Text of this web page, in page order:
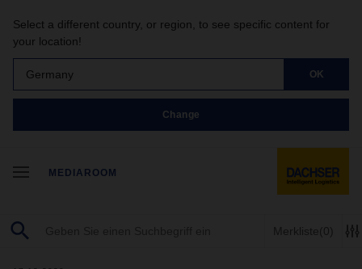
Select a different country, or region, to see specific content for
your location!
Germany OK
Change
MEDIAROOM
Merkliste(0)